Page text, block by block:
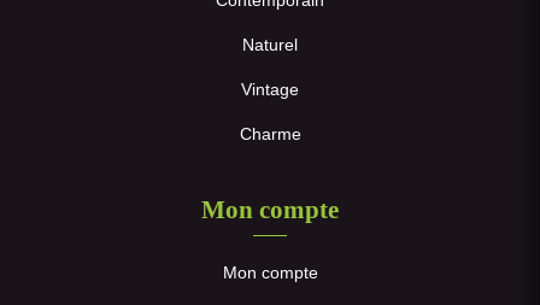
Naturel
Vintage
Charme
Mon compte
Mon compte